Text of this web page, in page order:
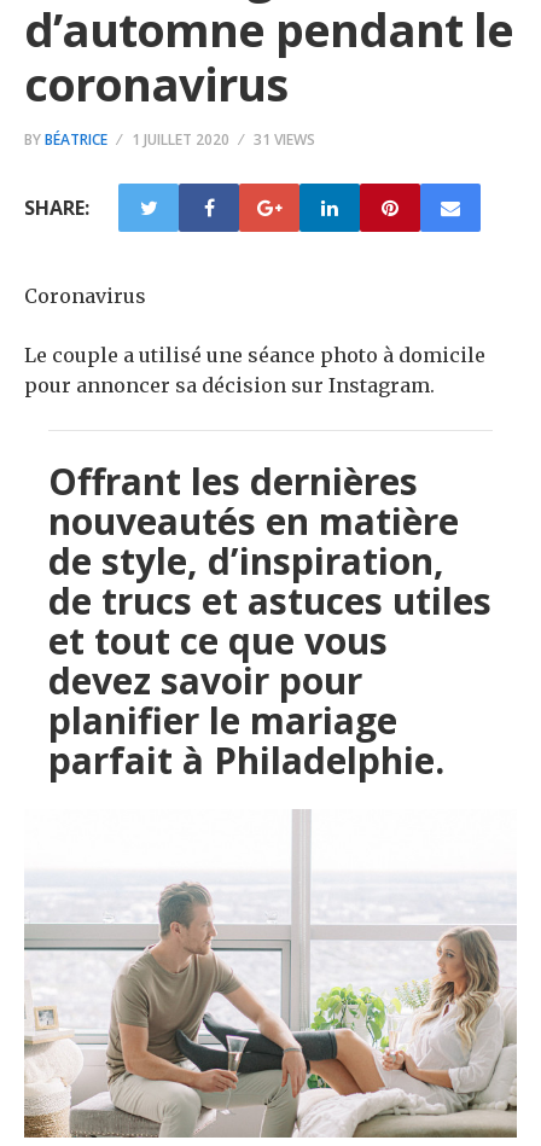
d’automne pendant le
coronavirus
BYBÉATRICE 1 JUILLET 2020 31 VIEWS
SHARE:
Coronavirus
Le couple a utilisé une séance photo à domicile
pour annoncer sa décision sur Instagram.
Offrant les dernières
nouveautés en matière
de style, d’inspiration,
de trucs et astuces utiles
et tout ce que vous
devez savoir pour
planifier le mariage
parfait à Philadelphie.